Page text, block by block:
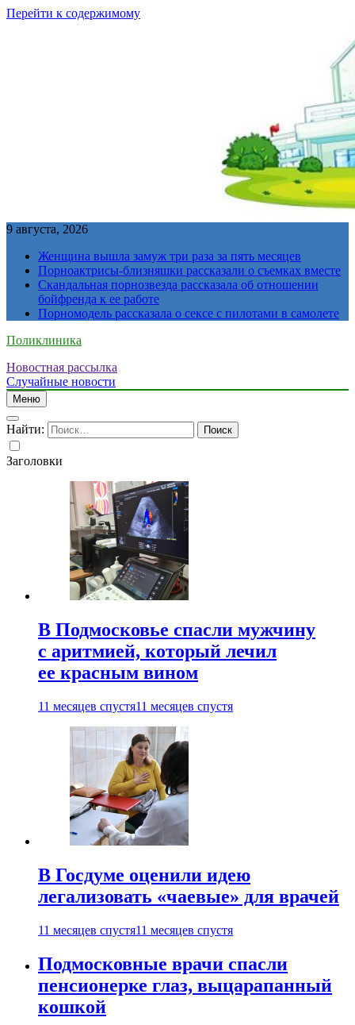
Перейти к содержимому
9 августа, 2026
Женщина вышла замуж три раза за пять месяцев
Порноактрисы-близняшки рассказали о съемках вместе
Скандальная порнозвезда рассказала об отношении
бойфренда к ее работе
Порномодель рассказала о сексе с пилотами в самолете
Поликлиника
Новостная рассылка
Случайные новости
Меню
Найти:
Заголовки
В Подмосковье спасли мужчину
с аритмией, который лечил
ее красным вином
11 месяцев спустя11 месяцев спустя
В Госдуме оценили идею
легализовать «чаевые» для врачей
11 месяцев спустя11 месяцев спустя
Подмосковные врачи спасли
пенсионерке глаз, выцарапанный
кошкой